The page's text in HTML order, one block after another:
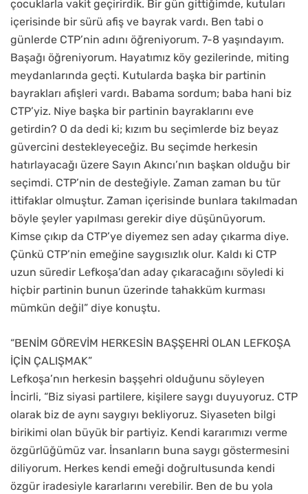
çocuklarla vakit geçirirdik. Bir gün gittiğimde, kutuları
içerisinde bir sürü afiş ve bayrak vardı. Ben tabi o
günlerde CTP’nin adını öğreniyorum. 7-8 yaşındayım.
Başağı öğreniyorum. Hayatımız köy gezilerinde, miting
meydanlarında geçti. Kutularda başka bir partinin
bayrakları afişleri vardı. Babama sordum; baba hani biz
CTP’yiz. Niye başka bir partinin bayraklarını eve
getirdin? O da dedi ki; kızım bu seçimlerde biz beyaz
güvercini destekleyeceğiz. Bu seçimde herkesin
hatırlayacağı üzere Sayın Akıncı’nın başkan olduğu bir
seçimdi. CTP’nin de desteğiyle. Zaman zaman bu tür
ittifaklar olmuştur. Zaman içerisinde bunlara takılmadan
böyle şeyler yapılması gerekir diye düşünüyorum.
Kimse çıkıp da CTP’ye diyemez sen aday çıkarma diye.
Çünkü CTP’nin emeğine saygısızlık olur. Kaldı ki CTP
uzun süredir Lefkoşa’dan aday çıkaracağını söyledi ki
hiçbir partinin bunun üzerinde tahakküm kurması
mümkün değil” diye konuştu.
“BENİM GÖREVİM HERKESİN BAŞŞEHRİ OLAN LEFKOŞA
İÇİN ÇALIŞMAK”
Lefkoşa’nın herkesin başşehri olduğunu söyleyen
İncirli, “Biz siyasi partilere, kişilere saygı duyuyoruz. CTP
olarak biz de aynı saygıyı bekliyoruz. Siyaseten bilgi
birikimi olan büyük bir partiyiz. Kendi kararımızı verme
özgürlüğümüz var. İnsanların buna saygı göstermesini
diliyorum. Herkes kendi emeği doğrultusunda kendi
özgür iradesiyle kararlarını verebilir. Ben de bu yola